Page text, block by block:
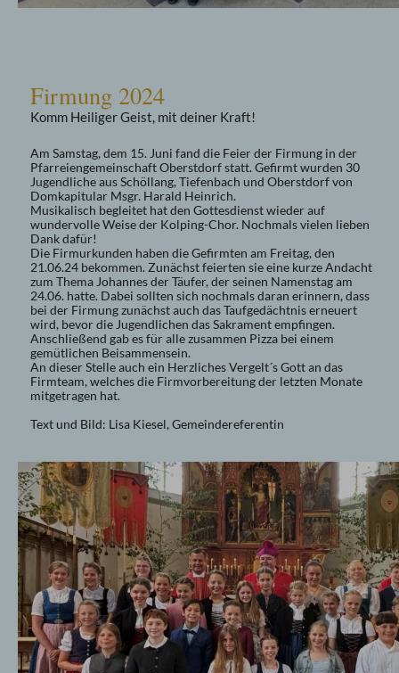
Firmung 2024
Komm Heiliger Geist, mit deiner Kraft!
Am Samstag, dem 15. Juni fand die Feier der Firmung in der
Pfarreiengemeinschaft Oberstdorf statt. Gefirmt wurden 30
Jugendliche aus Schöllang, Tiefenbach und Oberstdorf von
Domkapitular Msgr. Harald Heinrich.
Musikalisch begleitet hat den Gottesdienst wieder auf
wundervolle Weise der Kolping-Chor. Nochmals vielen lieben
Dank dafür!
Die Firmurkunden haben die Gefirmten am Freitag, den
21.06.24 bekommen. Zunächst feierten sie eine kurze Andacht
zum Thema Johannes der Täufer, der seinen Namenstag am
24.06. hatte. Dabei sollten sich nochmals daran erinnern, dass
bei der Firmung zunächst auch das Taufgedächtnis erneuert
wird, bevor die Jugendlichen das Sakrament empfingen.
Anschließend gab es für alle zusammen Pizza bei einem
gemütlichen Beisammensein.
An dieser Stelle auch ein Herzliches Vergelt´s Gott an das
Firmteam, welches die Firmvorbereitung der letzten Monate
mitgetragen hat.
Text und Bild: Lisa Kiesel, Gemeindereferentin